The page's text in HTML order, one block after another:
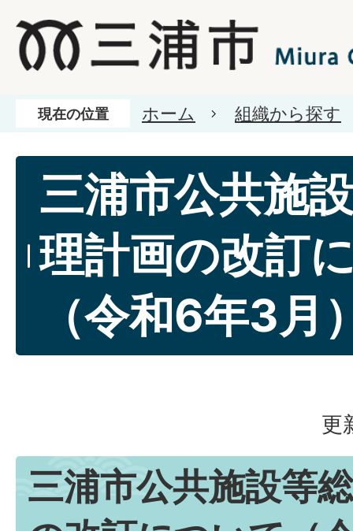
現在の位置 ホーム 組織から探す
三浦市公共施
理計画の改訂
（令和6年3月
更
三浦市公共施設等